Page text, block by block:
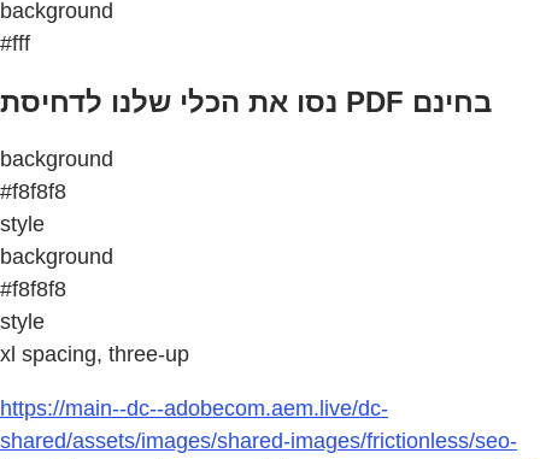
background
#fff
נסו את הכלי שלנו לדחיסת PDF בחינם
background
#f8f8f8
style
background
#f8f8f8
style
xl spacing, three-up
https://main--dc--adobecom.aem.live/dc-
shared/assets/images/shared-images/frictionless/seo-